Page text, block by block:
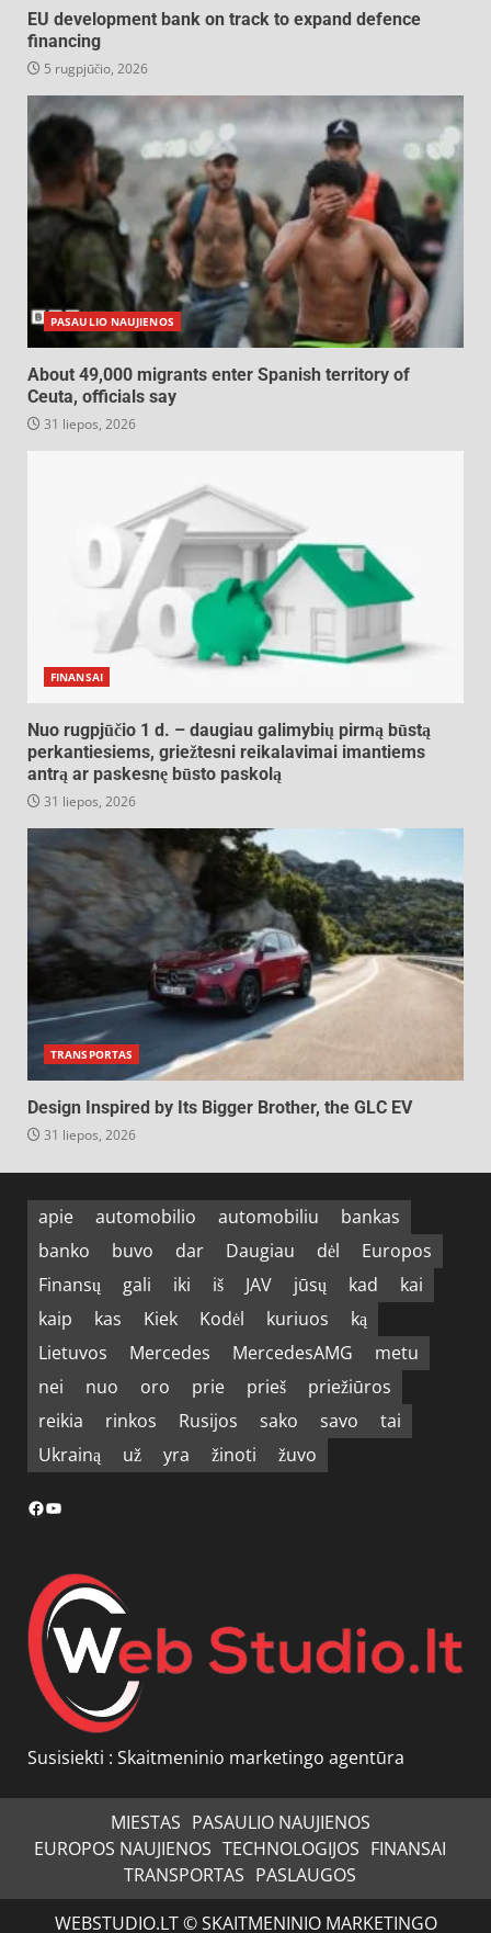
EU development bank on track to expand defence
financing
5 rugpjūčio, 2026
PASAULIO NAUJIENOS
About 49,000 migrants enter Spanish territory of
Ceuta, officials say
31 liepos, 2026
FINANSAI
Nuo rugpjūčio 1 d. – daugiau galimybių pirmą būstą
perkantiesiems, griežtesni reikalavimai imantiems
antrą ar paskesnę būsto paskolą
31 liepos, 2026
TRANSPORTAS
Design Inspired by Its Bigger Brother, the GLC EV
31 liepos, 2026
apie automobilio automobiliu
bankas
banko
buvo dar Daugiau dėl
Europos
Finansų
gali iki iš JAV jūsų kad
kai
kaip
kas Kiek Kodėl kuriuos
ką
Lietuvos
Mercedes MercedesAMG
metu
nei
nuo oro prie prieš
priežiūros
reikia
rinkos Rusijos sako savo
tai
Ukrainą
už yra žinoti žuvo
Facebook
YouTube
Susisiekti : Skaitmeninio marketingo agentūra
MIESTAS PASAULIO NAUJIENOS
EUROPOS NAUJIENOS TECHNOLOGIJOS FINANSAI
TRANSPORTAS PASLAUGOS
WEBSTUDIO.LT © SKAITMENINIO MARKETINGO